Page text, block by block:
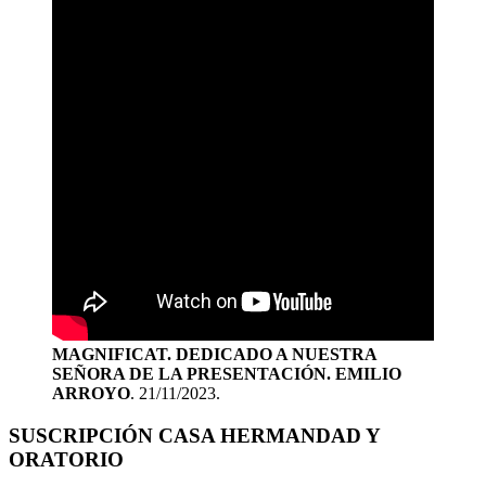
MAGNIFICAT. DEDICADO A NUESTRA
SEÑORA DE LA PRESENTACIÓN. EMILIO
ARROYO. 21/11/2023.
SUSCRIPCIÓN CASA HERMANDAD Y
ORATORIO